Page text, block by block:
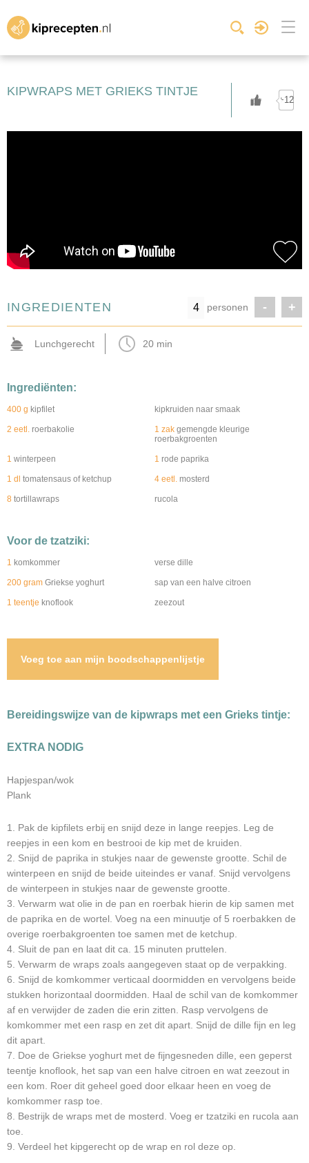
KIPWRAPS MET GRIEKS TINTJE
+12
INGREDIENTEN personen - +
Lunchgerecht 20 min
Ingrediënten:
400 g kipfilet kipkruiden naar smaak
2 eetl. roerbakolie 1 zak gemengde kleurige
roerbakgroenten
1 winterpeen 1 rode paprika
1 dl tomatensaus of ketchup 4 eetl. mosterd
8 tortillawraps rucola
Voor de tzatziki:
1 komkommer verse dille
200 gram Griekse yoghurt sap van een halve citroen
1 teentje knoflook zeezout
Voeg toe aan mijn boodschappenlijstje
Bereidingswijze van de kipwraps met een Grieks tintje:
EXTRA NODIG
Hapjespan/wok
Plank
1. Pak de kipfilets erbij en snijd deze in lange reepjes. Leg de
reepjes in een kom en bestrooi de kip met de kruiden.
2. Snijd de paprika in stukjes naar de gewenste grootte. Schil de
winterpeen en snijd de beide uiteindes er vanaf. Snijd vervolgens
de winterpeen in stukjes naar de gewenste grootte.
3. Verwarm wat olie in de pan en roerbak hierin de kip samen met
de paprika en de wortel. Voeg na een minuutje of 5 roerbakken de
overige roerbakgroenten toe samen met de ketchup.
4. Sluit de pan en laat dit ca. 15 minuten pruttelen.
5. Verwarm de wraps zoals aangegeven staat op de verpakking.
6. Snijd de komkommer verticaal doormidden en vervolgens beide
stukken horizontaal doormidden. Haal de schil van de komkommer
af en verwijder de zaden die erin zitten. Rasp vervolgens de
komkommer met een rasp en zet dit apart. Snijd de dille fijn en leg
dit apart.
7. Doe de Griekse yoghurt met de fijngesneden dille, een geperst
teentje knoflook, het sap van een halve citroen en wat zeezout in
een kom. Roer dit geheel goed door elkaar heen en voeg de
komkommer rasp toe.
8. Bestrijk de wraps met de mosterd. Voeg er tzatziki en rucola aan
toe.
9. Verdeel het kipgerecht op de wrap en rol deze op.